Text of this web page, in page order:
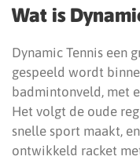
Wat is
Dynamic Tennis een
gespeeld wordt
badmintonveld, met
Het volgt de oude
snelle sport maakt,
ontwikkeld racket